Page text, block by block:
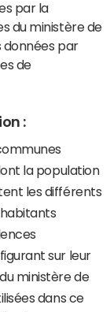
par la
du ministère de
données par
de
:
la population
les différents
sur leur
ministère de
dans ce